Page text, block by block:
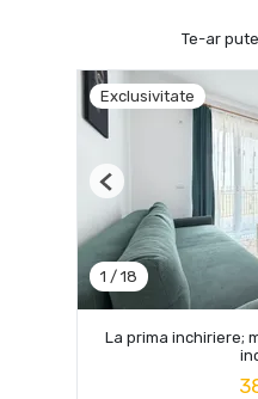
Te-ar
Exclusivitate
1 / 18
Previous
La prima inchiriere;